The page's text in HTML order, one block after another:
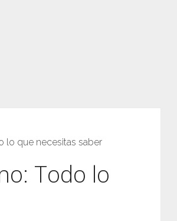
lo que necesitas saber
Todo lo